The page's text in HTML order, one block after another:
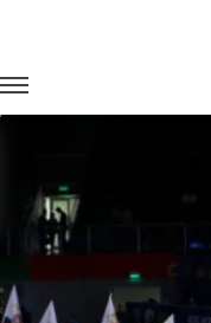
Чемпиона мира по дзюдо